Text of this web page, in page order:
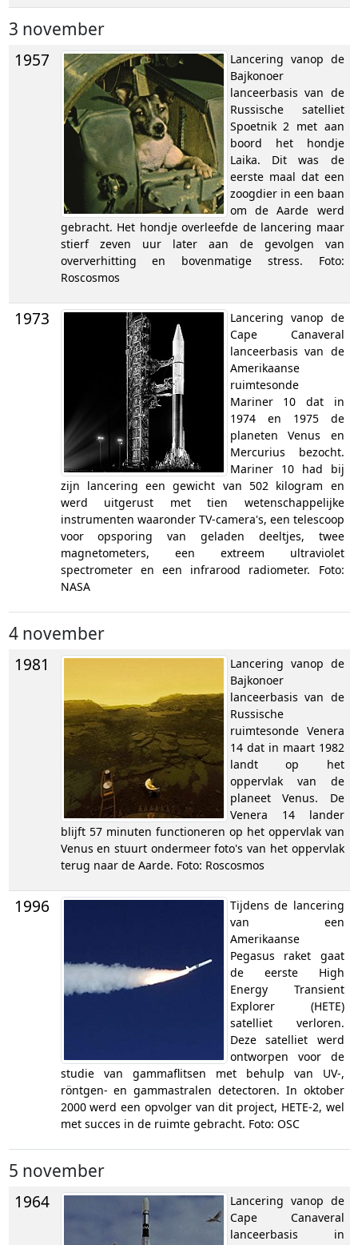
3 november
1957
Lancering vanop de
Bajkonoer
lanceerbasis van de
Russische satelliet
Spoetnik 2 met aan
boord het hondje
Laika. Dit was de
eerste maal dat een
zoogdier in een baan
om de Aarde werd
gebracht. Het hondje overleefde de lancering maar
stierf zeven uur later aan de gevolgen van
oververhitting en bovenmatige stress. Foto:
Roscosmos
1973
Lancering vanop de
Cape Canaveral
lanceerbasis van de
Amerikaanse
ruimtesonde
Mariner 10 dat in
1974 en 1975 de
planeten Venus en
Mercurius bezocht.
Mariner 10 had bij
zijn lancering een gewicht van 502 kilogram en
werd uitgerust met tien wetenschappelijke
instrumenten waaronder TV-camera's, een telescoop
voor opsporing van geladen deeltjes, twee
magnetometers, een extreem ultraviolet
spectrometer en een infrarood radiometer. Foto:
NASA
4 november
1981
Lancering vanop de
Bajkonoer
lanceerbasis van de
Russische
ruimtesonde Venera
14 dat in maart 1982
landt op het
oppervlak van de
planeet Venus. De
Venera 14 lander
blijft 57 minuten functioneren op het oppervlak van
Venus en stuurt ondermeer foto's van het oppervlak
terug naar de Aarde. Foto: Roscosmos
1996
Tijdens de lancering
van een
Amerikaanse
Pegasus raket gaat
de eerste High
Energy Transient
Explorer (HETE)
satelliet verloren.
Deze satelliet werd
ontworpen voor de
studie van gammaflitsen met behulp van UV-,
röntgen- en gammastralen detectoren. In oktober
2000 werd een opvolger van dit project, HETE-2, wel
met succes in de ruimte gebracht. Foto: OSC
5 november
1964
Lancering vanop de
Cape Canaveral
lanceerbasis in